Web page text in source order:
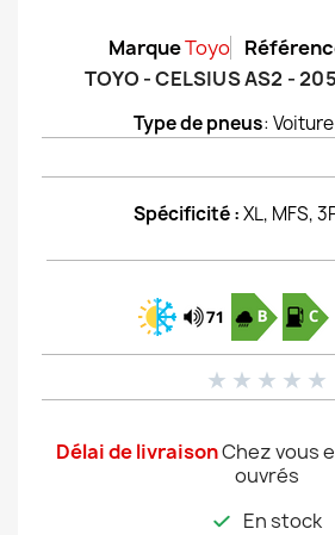
MarqueToyo
TOYO - CELSIUS AS2 -
Type de pneus:
Spécificité :XL, MFS,
★ ★ ★ ★ ★
Délai de livraisonChez vous
ouvrés
En stock